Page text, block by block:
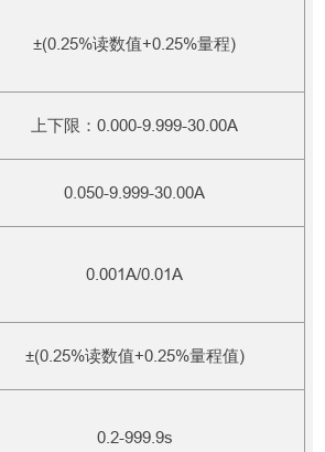
±(0.25%读数值+0.25%量程)
上下限：0.000-9.999-30.00A
0.050-9.999-30.00A
0.001A/0.01A
±(0.25%读数值+0.25%量程值)
0.2-999.9s